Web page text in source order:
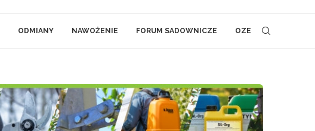
ODMIANY NAWOŻENIE FORUM SADOWNICZE OZE